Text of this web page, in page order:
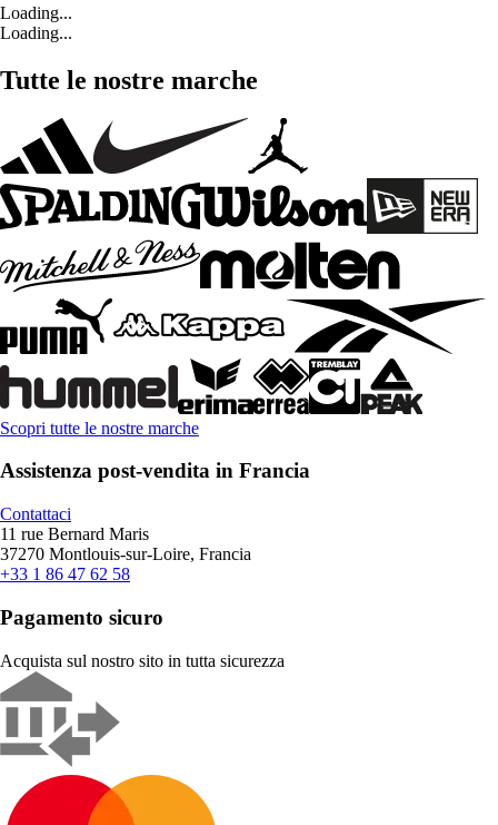
Loading...
Loading...
Tutte le nostre marche
Scopri tutte le nostre marche
Assistenza post-vendita in Francia
Contattaci
11 rue Bernard Maris
37270 Montlouis-sur-Loire, Francia
+33 1 86 47 62 58
Pagamento sicuro
Acquista sul nostro sito in tutta sicurezza